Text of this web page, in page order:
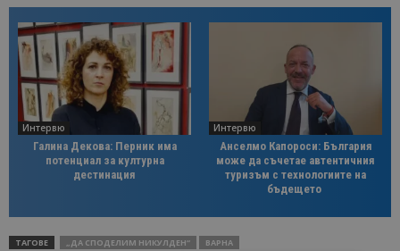
Интервю
Галина Декова: Перник има
потенциал за културна
дестинация
Интервю
Анселмо Капороси: България
може да съчетае автентичния
туризъм с технологиите на
бъдещето
ТАГОВЕ „ДА СПОДЕЛИМ НИКУЛДЕН“
ВАРНА